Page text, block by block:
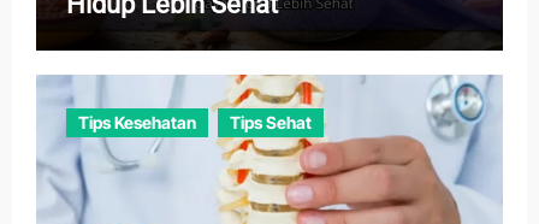
Tips Kesehatan Tips Sehat